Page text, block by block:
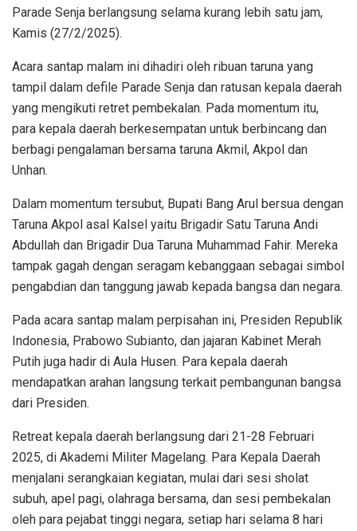
Parade Senja berlangsung selama kurang lebih satu jam,
Kamis (27/2/2025).
Acara santap malam ini dihadiri oleh ribuan taruna yang
tampil dalam defile Parade Senja dan ratusan kepala daerah
yang mengikuti retret pembekalan. Pada momentum itu,
para kepala daerah berkesempatan untuk berbincang dan
berbagi pengalaman bersama taruna Akmil, Akpol dan
Unhan.
Dalam momentum tersubut, Bupati Bang Arul bersua dengan
Taruna Akpol asal Kalsel yaitu Brigadir Satu Taruna Andi
Abdullah dan Brigadir Dua Taruna Muhammad Fahir. Mereka
tampak gagah dengan seragam kebanggaan sebagai simbol
pengabdian dan tanggung jawab kepada bangsa dan negara.
Pada acara santap malam perpisahan ini, Presiden Republik
Indonesia, Prabowo Subianto, dan jajaran Kabinet Merah
Putih juga hadir di Aula Husen. Para kepala daerah
mendapatkan arahan langsung terkait pembangunan bangsa
dari Presiden.
Retreat kepala daerah berlangsung dari 21-28 Februari
2025, di Akademi Militer Magelang. Para Kepala Daerah
menjalani serangkaian kegiatan, mulai dari sesi sholat
subuh, apel pagi, olahraga bersama, dan sesi pembekalan
oleh para pejabat tinggi negara, setiap hari selama 8 hari